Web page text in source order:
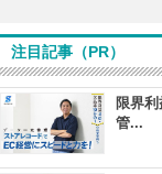
注目記事（PR）
限界
管...